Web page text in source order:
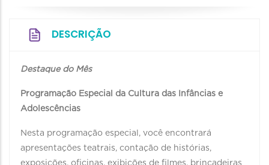
DESCRIÇÃO
Destaque do Mês
Programação Especial da Cultura das Infâncias e
Adolescências
Nesta programação especial, você encontrará
apresentações teatrais, contação de histórias,
exposições, oficinas, exibições de filmes, brincadeiras